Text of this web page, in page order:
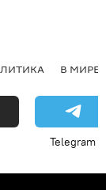
В МИРЕ
Telegram